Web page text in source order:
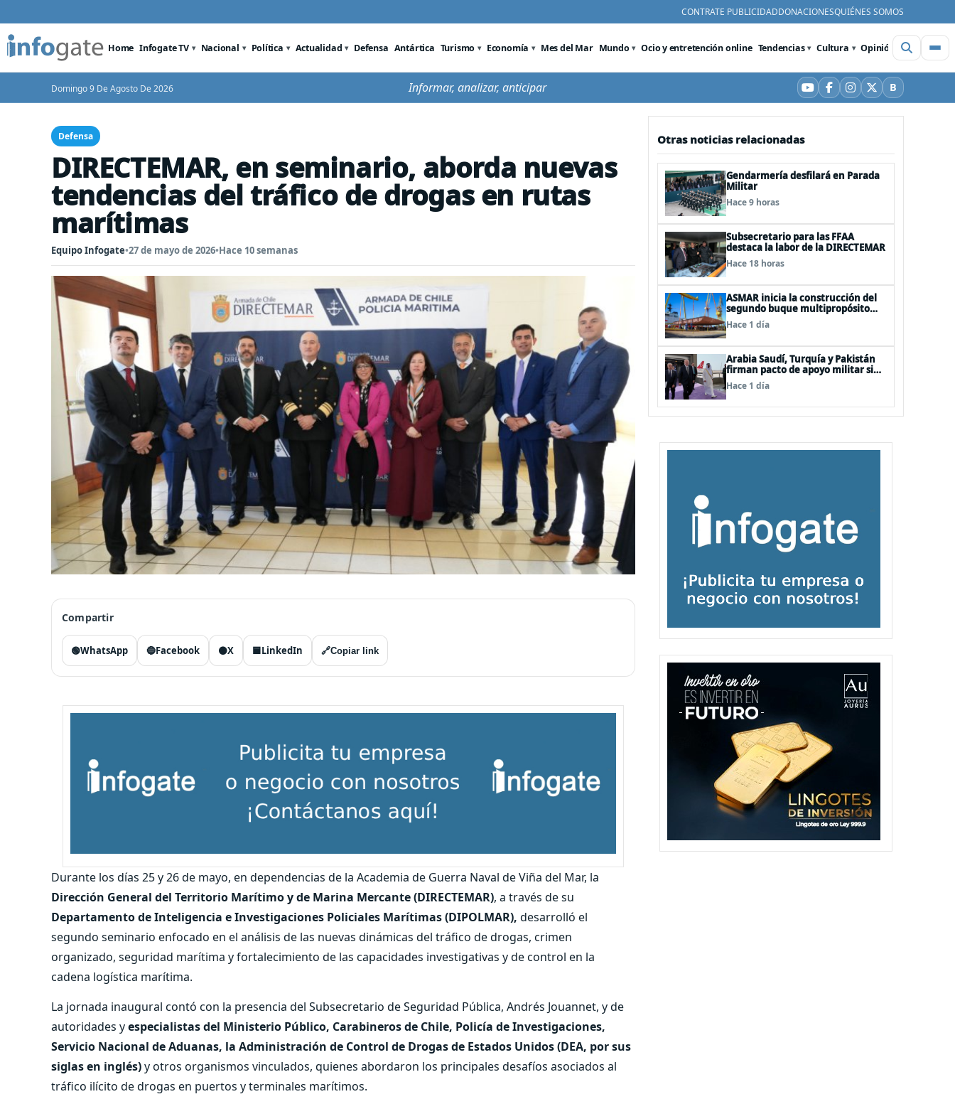
CONTRATE PUBLICIDADDONACIONESQUIÉNES SOMOS
Home Infogate TV Nacional Política Actualidad Defensa Antártica Turismo Economía Mes del Mar Mundo Ocio y entretención online Tendencias Cultura Opinión Videos
Domingo 9 De Agosto De 2026 Informar, analizar, anticipar YouTube
Facebook
Instagram
X BBluesky
Defensa
DIRECTEMAR, en seminario, aborda nuevas
tendencias del tráfico de drogas en rutas
marítimas
Equipo Infogate•27 de mayo de 2026•Hace 10 semanas
Compartir
🟢WhatsApp 🔵Facebook ⚫X 🟦LinkedIn 🔗Copiar link
Durante los días 25 y 26 de mayo, en dependencias de la Academia de Guerra Naval de Viña del Mar, la
Dirección General del Territorio Marítimo y de Marina Mercante (DIRECTEMAR), a través de su
Departamento de Inteligencia e Investigaciones Policiales Marítimas (DIPOLMAR), desarrolló el
segundo seminario enfocado en el análisis de las nuevas dinámicas del tráfico de drogas, crimen
organizado, seguridad marítima y fortalecimiento de las capacidades investigativas y de control en la
cadena logística marítima.
La jornada inaugural contó con la presencia del Subsecretario de Seguridad Pública, Andrés Jouannet, y de
autoridades yespecialistas del Ministerio Público, Carabineros de Chile, Policía de Investigaciones,
Servicio Nacional de Aduanas, la Administración de Control de Drogas de Estados Unidos (DEA, por sus
siglas en inglés)y otros organismos vinculados, quienes abordaron los principales desafíos asociados al
tráfico ilícito de drogas en puertos y terminales marítimos.
Otras noticias relacionadas
Gendarmería desfilará en Parada
Militar
Hace 9 horas
Subsecretario para las FFAA
destaca la labor de la DIRECTEMAR
Hace 18 horas
ASMAR inicia la construcción del
segundo buque multipropósito
LPD “Rapa Nui”
Hace 1 día
Arabia Saudí, Turquía y Pakistán
firman pacto de apoyo militar si
alguno de ellos es atacado
Hace 1 día